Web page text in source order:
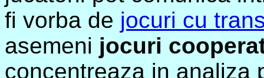
fi vorba de jocuri cu
asemeni jocuri
concentreaza in analiza